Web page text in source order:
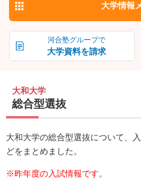
河合塾グループで
大学資料を請求
大学情報
大和大学
総合型選抜
大和大学の総合型選抜について、
どをまとめました。
※昨年度の入試情報です。